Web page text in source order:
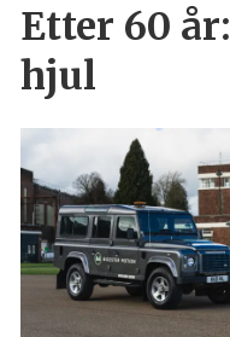
Etter 60
hjul